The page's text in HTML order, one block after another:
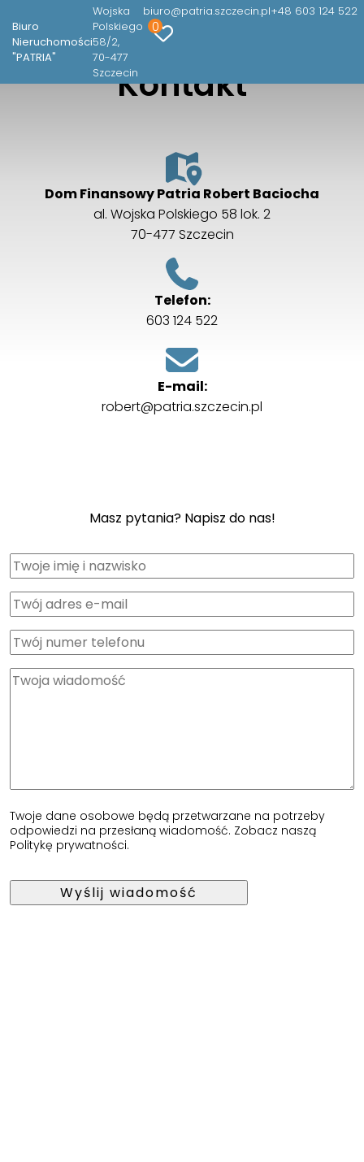
Biuro
Nieruchomości
"PATRIA"
Wojska
Polskiego
58/2
70-477
Szczecin
biuro@patria.szczecin.pl+48 603 124 522
0
Biuro Nieruchomości "PATRIA"
Wojska Polskiego 58/2
70-477 Szczecin
Kontakt
Dom Finansowy Patria Robert Baciocha
al. Wojska Polskiego 58 lok. 2
70-477 Szczecin
Telefon:
603 124 522
E-mail:
robert@patria.szczecin.pl
Masz pytania? Napisz do nas!
Twoje dane osobowe będą przetwarzane na potrzeby
odpowiedzi na przesłaną wiadomość. Zobacz naszą
Politykę prywatności.